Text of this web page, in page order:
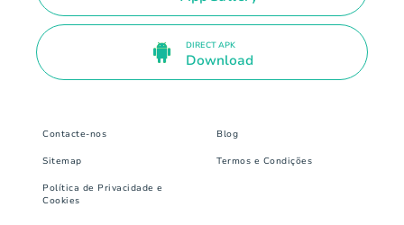
DIRECT APK
Download
Contacte-nos Blog
Sitemap Termos e Condições
Política de Privacidade e
Cookies